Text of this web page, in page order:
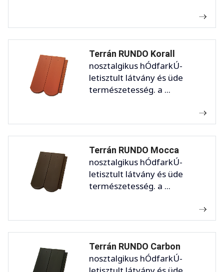
Terrán RUNDO Korall
nosztalgikus hÓdfarkÚ-
letisztult látvány és üde
természetesség. a ...
Terrán RUNDO Mocca
nosztalgikus hÓdfarkÚ-
letisztult látvány és üde
természetesség. a ...
Terrán RUNDO Carbon
nosztalgikus hÓdfarkÚ-